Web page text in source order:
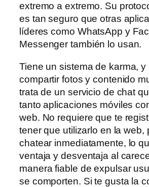
extremo a extremo. Su
es tan seguro que otras
líderes como WhatsApp y
Messenger también lo usan.
Tiene un sistema de karma, y
compartir fotos y contenido
trata de un servicio de chat
tanto aplicaciones móviles
web. No requiere que te
tener que utilizarlo en la web,
chatear inmediatamente, lo
ventaja y desventaja al
manera fiable de expulsar
se comporten. Si te gusta la